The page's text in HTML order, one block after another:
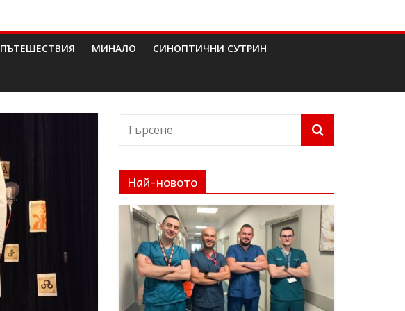
ПЪТЕШЕСТВИЯ МИНАЛО СИНОПТИЧНИ СУТРИН
Най-новото